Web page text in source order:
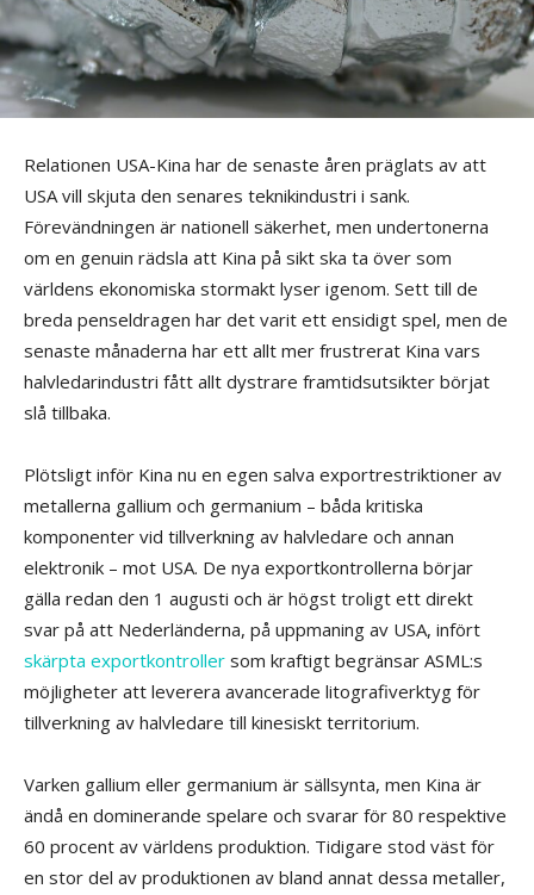
Relationen USA-Kina har de senaste åren präglats av att
USA vill skjuta den senares teknikindustri i sank.
Förevändningen är nationell säkerhet, men undertonerna
om en genuin rädsla att Kina på sikt ska ta över som
världens ekonomiska stormakt lyser igenom. Sett till de
breda penseldragen har det varit ett ensidigt spel, men de
senaste månaderna har ett allt mer frustrerat Kina vars
halvledarindustri fått allt dystrare framtidsutsikter börjat
slå tillbaka.
Plötsligt inför Kina nu en egen salva exportrestriktioner av
metallerna gallium och germanium – båda kritiska
komponenter vid tillverkning av halvledare och annan
elektronik – mot USA. De nya exportkontrollerna börjar
gälla redan den 1 augusti och är högst troligt ett direkt
svar på att Nederländerna, på uppmaning av USA, infört
skärpta exportkontroller som kraftigt begränsar ASML:s
möjligheter att leverera avancerade litografiverktyg för
tillverkning av halvledare till kinesiskt territorium.
Varken gallium eller germanium är sällsynta, men Kina är
ändå en dominerande spelare och svarar för 80 respektive
60 procent av världens produktion. Tidigare stod väst för
en stor del av produktionen av bland annat dessa metaller,